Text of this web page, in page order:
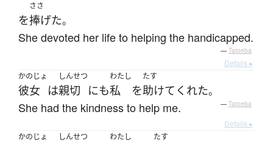
を
ささ
捧げた。
She devoted her life to helping the handicapped.
— Tatoeba
Details ▸
かのじょ
彼女 は
しんせつ
親切 にも
わたし
私 を
たす
助けて くれた。
She had the kindness to help me. — Tatoeba
Details ▸
かのじょ
しんせつ わたし たす